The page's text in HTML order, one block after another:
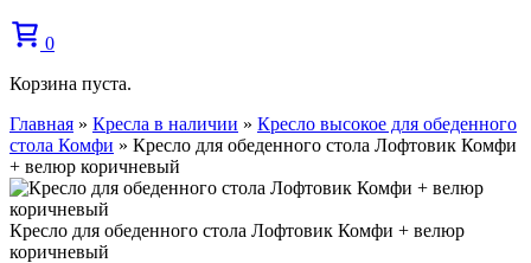
0
Корзина пуста.
Главная » Кресла в наличии » Кресло высокое для обеденного
стола Комфи » Кресло для обеденного стола Лофтовик Комфи
+ велюр коричневый
Кресло для обеденного стола Лофтовик Комфи + велюр
коричневый